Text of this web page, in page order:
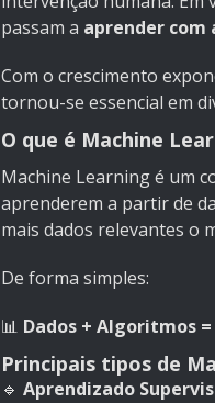
passam a aprender com
Com o crescimento
tornou-se essencial em
O que é Machine
Machine Learning é um
aprenderem a partir de
mais dados relevantes o
De forma simples:
📊 Dados + Algoritmos
Principais tipos de
🔹 Aprendizado